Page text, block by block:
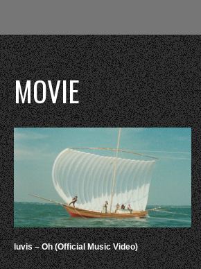
MOVIE
luvis – Oh (Official Music Video)